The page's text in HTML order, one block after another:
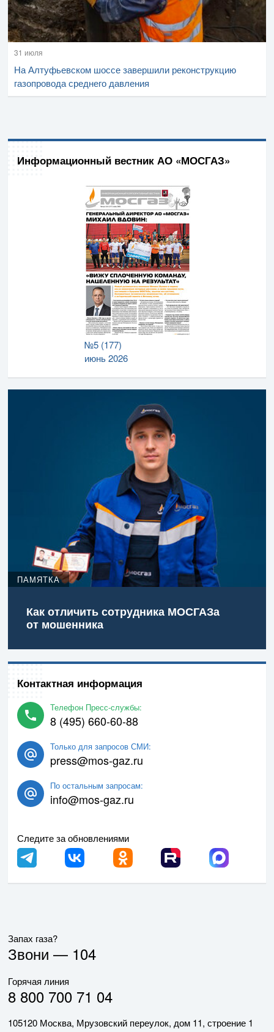
31 июля
На Алтуфьевском шоссе завершили реконструкцию
газопровода среднего давления
Информационный вестник АО «МОСГАЗ»
№5 (177)
июнь 2026
ПАМЯТКА
Как отличить сотрудника МОСГАЗа
от мошенника
Контактная информация
Телефон Пресс-службы:
8 (495) 660-60-88
Только для запросов СМИ:
press@mos-gaz.ru
По остальным запросам:
info@mos-gaz.ru
Следите за обновлениями
Запах газа?
Звони — 104
Горячая линия
8 800 700 71 04
105120 Москва, Мрузовский переулок, дом 11, строение 1